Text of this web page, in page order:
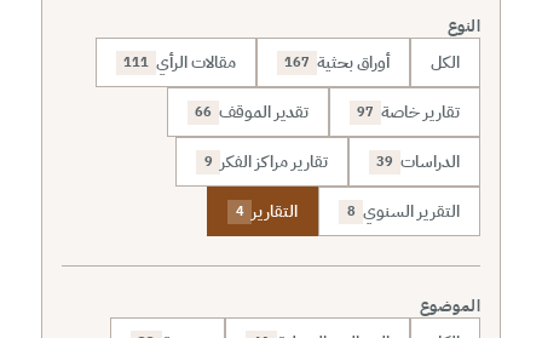
النوع
الكل أوراق بحثية 167 مقالات الرأي 111
تقارير خاصة 97 تقدير الموقف 66
الدراسات 39 تقارير مراكز الفكر 9
التقرير السنوي 8 التقارير 4
الموضوع